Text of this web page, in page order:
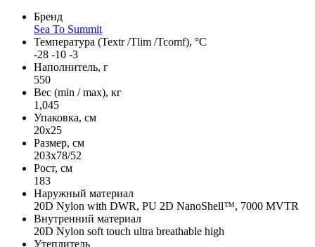
Бренд
Sea To Summit
Температура (Textr /Tlim /Tcomf), °C
-28 -10 -3
Наполнитель, г
550
Вес (min / max), кг
1,045
Упаковка, см
20х25
Размер, см
203х78/52
Рост, см
183
Наружный материал
20D Nylon with DWR, PU 2D NanoShell™, 7000 MVTR
Внутренний материал
20D Nylon soft touch ultra breathable high
Утеплитель